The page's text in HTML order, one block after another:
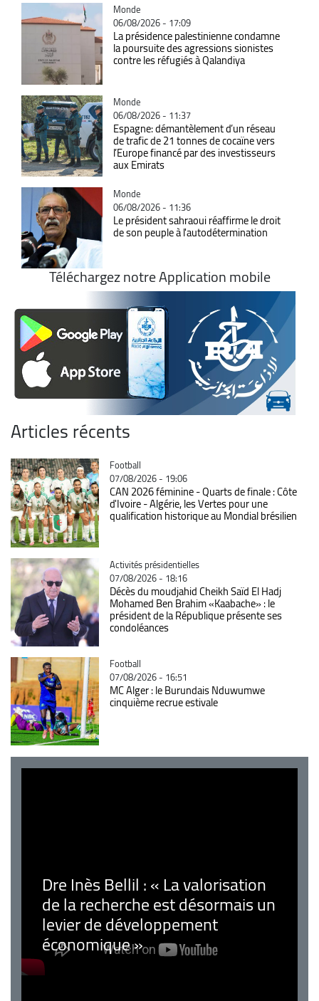
Catégorie
Monde
06/08/2026 - 17:09
La présidence palestinienne condamne
la poursuite des agressions sionistes
contre les réfugiés à Qalandiya
Catégorie
Monde
06/08/2026 - 11:37
Espagne: démantèlement d’un réseau
de trafic de 21 tonnes de cocaïne vers
l’Europe financé par des investisseurs
aux Emirats
Catégorie
Monde
06/08/2026 - 11:36
Le président sahraoui réaffirme le droit
de son peuple à l'autodétermination
Téléchargez notre Application mobile
Articles récents
Catégorie
Football
07/08/2026 - 19:06
CAN 2026 féminine - Quarts de finale : Côte
d'Ivoire - Algérie, les Vertes pour une
qualification historique au Mondial brésilien
Catégorie
Activités présidentielles
07/08/2026 - 18:16
Décès du moudjahid Cheikh Saïd El Hadj
Mohamed Ben Brahim «Kaabache» : le
président de la République présente ses
condoléances
Catégorie
Football
07/08/2026 - 16:51
MC Alger : le Burundais Nduwumwe
cinquième recrue estivale
Dre Inès Bellil : « La valorisation
de la recherche est désormais un
levier de développement
économique »